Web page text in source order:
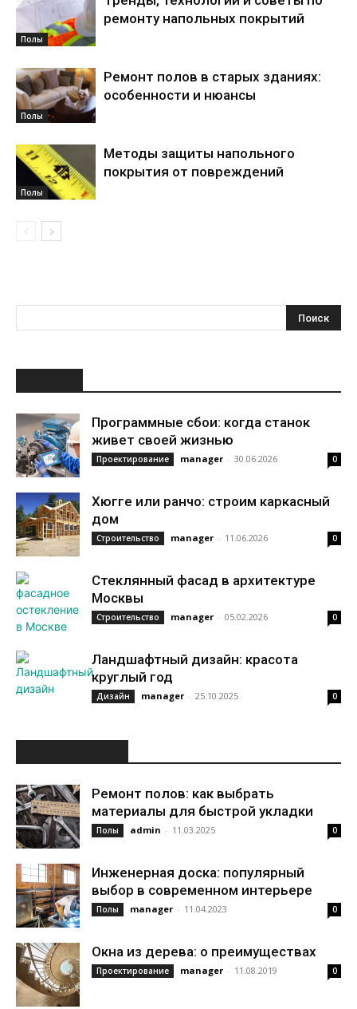
Полы
ремонту напольных покрытий
Полы
Ремонт полов в старых зданиях:
особенности и нюансы
Полы
Методы защиты напольного
покрытия от повреждений
Программные сбои: когда станок
живет своей жизнью
Проектирование manager - 30.06.2026 0
Хюгге или ранчо: строим каркасный
дом
Строительство manager - 11.06.2026 0
Стеклянный фасад в архитектуре
Москвы
Строительство manager - 05.02.2026 0
Ландшафтный дизайн: красота
круглый год
Дизайн manager - 25.10.2025 0
Ремонт полов: как выбрать
материалы для быстрой укладки
Полы admin - 11.03.2025 0
Инженерная доска: популярный
выбор в современном интерьере
Полы manager - 11.04.2023 0
Окна из дерева: о преимуществах
Проектирование manager - 11.08.2019 0